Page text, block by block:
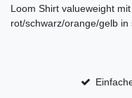
Loom Shirt valueweight
rot/schwarz/orange/gelb